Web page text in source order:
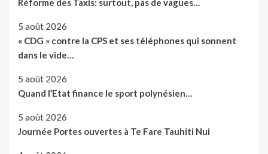
5 août 2026
« CDG » contre la CPS et ses téléphones qui sonnent
dans le vide…
5 août 2026
Quand l’Etat finance le sport polynésien…
5 août 2026
Journée Portes ouvertes à Te Fare Tauhiti Nui